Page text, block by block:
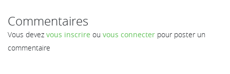
Commentaires
Vous devez vous inscrire ou vous connecter pour poster un
commentaire